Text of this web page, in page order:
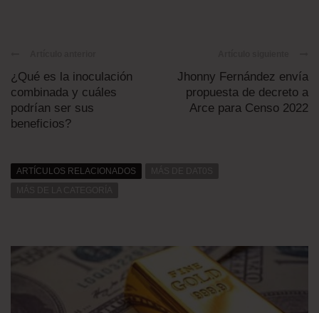
¿Qué es la inoculación
combinada y cuáles
podrían ser sus
beneficios?
Jhonny Fernández envía
propuesta de decreto a
Arce para Censo 2022
ARTÍCULOS RELACIONADOS